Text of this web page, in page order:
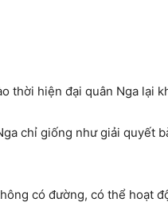
thời hiện đại quân Nga lại
chỉ giống như giải quyết
có đường, có thể hoạt